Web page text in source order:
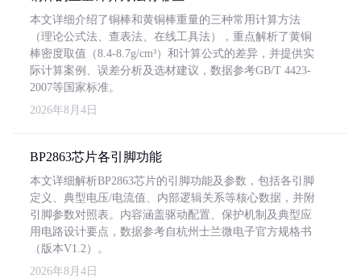
本文详细介绍了铜棒和黄铜棒重量的三种常用计算方法
（理论公式法、查表法、在线工具法），重点解析了黄铜
棒密度取值（8.4-8.7g/cm³）和计算公式的差异，并提供实
际计算案例、误差分析及选材建议，数据参考GB/T 4423-
2007等国家标准。
2026年8月4日
BP2863芯片各引脚功能
本文详细解析BP2863芯片的引脚功能及参数，包括各引脚
定义、典型电压/电流值、内部逻辑关系等核心数据，并附
引脚参数对照表。内容涵盖驱动配置、保护机制及典型应
用电路设计要点，数据参考自杭州士兰微电子官方规格书
（版本V1.2）。
2026年8月4日